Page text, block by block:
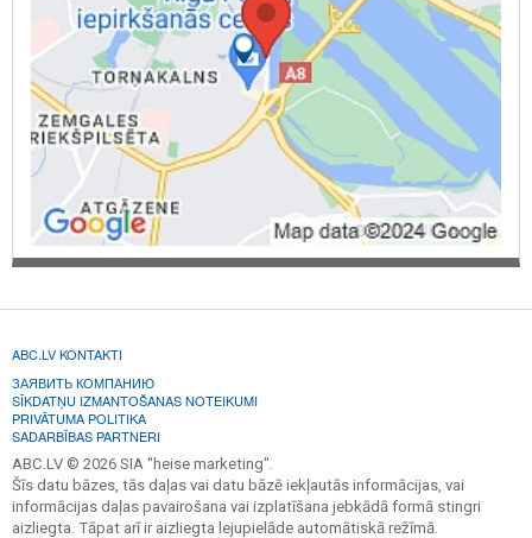
ABC.LV KONTAKTI
ЗАЯВИТЬ КОМПАНИЮ
SĪKDATŅU IZMANTOŠANAS NOTEIKUMI
PRIVĀTUMA POLITIKA
SADARBĪBAS PARTNERI
ABC.LV © 2026 SIA "heise marketing".
Šīs datu bāzes, tās daļas vai datu bāzē iekļautās informācijas, vai
informācijas daļas pavairošana vai izplatīšana jebkādā formā stingri
aizliegta. Tāpat arī ir aizliegta lejupielāde automātiskā režīmā.